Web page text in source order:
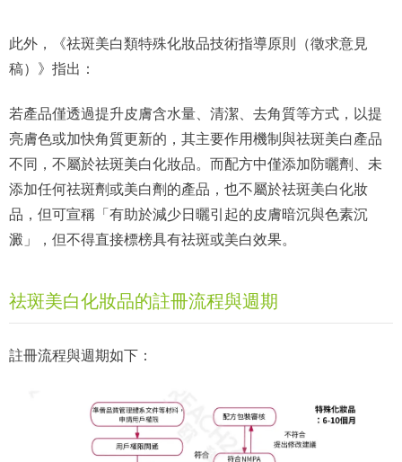
此外，《祛斑美白類特殊化妝品技術指導原則（徵求意見
稿）》指出：
若產品僅透過提升皮膚含水量、清潔、去角質等方式，以提
亮膚色或加快角質更新的，其主要作用機制與祛斑美白產品
不同，不屬於祛斑美白化妝品。而配方中僅添加防曬劑、未
添加任何祛斑劑或美白劑的產品，也不屬於祛斑美白化妝
品，但可宣稱「有助於減少日曬引起的皮膚暗沉與色素沉
澱」，但不得直接標榜具有祛斑或美白效果。
祛斑美白化妝品的註冊流程與週期
註冊流程與週期如下：